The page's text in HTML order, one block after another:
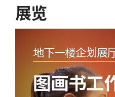
展览
地下一楼企划展
图画书工